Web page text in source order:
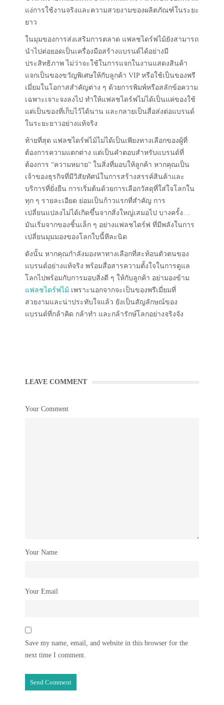
แง่การใช้งานจริงและความสวยงามของผลิตภัณฑ์ในระยะ
ยาว
ในมุมของการส่งเสริมการตลาด แฟลชไดร์ฟไม้ยังสามารถ
นำไปต่อยอดเป็นเครื่องมือสร้างแบรนด์ได้อย่างมี
ประสิทธิภาพ ไม่ว่าจะใช้ในการแจกในงานแสดงสินค้า
แจกเป็นของขวัญพิเศษให้กับลูกค้า VIP หรือใช้เป็นของพรี
เมี่ยมในโอกาสสำคัญต่าง ๆ ด้วยการพิมพ์หรือสลักข้อความ
เฉพาะเจาะจงลงไป ทำให้แฟลชไดร์ฟไม่ได้เป็นแค่ของใช้
แต่เป็นของที่เก็บไว้ได้นาน และกลายเป็นสื่อส่งต่อแบรนด์
ในระยะยาวอย่างแท้จริง
ท้ายที่สุด แฟลชไดร์ฟไม้ไม่ได้เป็นเพียงทางเลือกของผู้ที่
ต้องการความแตกต่าง แต่เป็นคำตอบสำหรับแบรนด์ที่
ต้องการ “ความหมาย” ในสิ่งที่มอบให้ลูกค้า หากคุณเป็น
เจ้าของธุรกิจที่มีวิสัยทัศน์ในการสร้างสรรค์สินค้าและ
บริการที่ยั่งยืน การเริ่มต้นด้วยการเลือกวัสดุที่ใส่ใจโลกใน
ทุก ๆ รายละเอียด ย่อมเป็นก้าวแรกที่สำคัญ การ
เปลี่ยนแปลงไม่ได้เกิดขึ้นจากสิ่งใหญ่เสมอไป บางครั้ง…
มันเริ่มจากของชิ้นเล็ก ๆ อย่างแฟลชไดร์ฟ ที่มีพลังในการ
เปลี่ยนมุมมองของโลกใบนี้ทีละนิด
ดังนั้น หากคุณกำลังมองหาทางเลือกที่สะท้อนตัวตนของ
แบรนด์อย่างแท้จริง พร้อมสื่อสารความตั้งใจในการดูแล
โลกไปพร้อมกับการมอบสิ่งดี ๆ ให้กับลูกค้า อย่ามองข้าม
แฟลชไดร์ฟไม้ เพราะนอกจากจะเป็นของพรีเมี่ยมที่
สวยงามและน่าประทับใจแล้ว ยังเป็นสัญลักษณ์ของ
แบรนด์ที่กล้าคิด กล้าทำ และกล้ารักษ์โลกอย่างจริงจัง
LEAVE COMMENT
Your Comment
Your Name
Your Email
Save my name, email, and website in this browser for the
next time I comment.